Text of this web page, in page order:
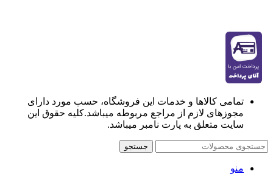
تمامی کالاها و خدمات این فروشگاه، حسب مورد دارای
مجوزهای لازم از مراجع مربوطه میباشد.کلیه حقوق این
سایت متعلق به پارت نامبر میباشد.
جستجو
منو